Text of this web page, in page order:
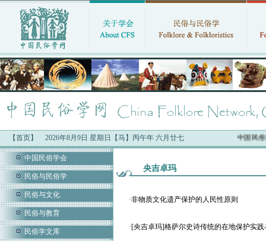
【首页】 2026年8月9日 星期日【马】丙午年 六月廿七 中国民俗
中国民俗学会
民俗与民俗学
民俗与文化
民俗与教育
民俗学文库
央吉卓玛
·非物质文化遗产保护的人民性原则
·[央吉卓玛]格萨尔史诗传统的在地保护实